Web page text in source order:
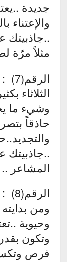
جديدة
..جاذبيتك
مثلاً مرّة
الثلاثاء
وشيء ما
حاذقاً
..جاذبيتك
المشاعر ..
ومن
وحيوية
وتكون
فرص